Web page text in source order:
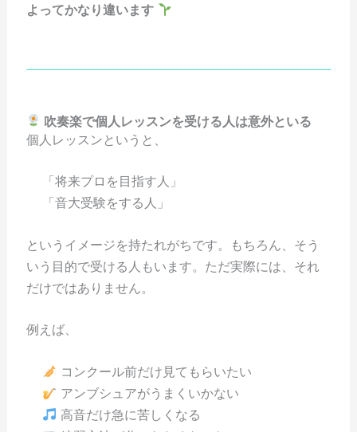
よってかなり違います
吹奏楽で個人レッスンを受ける人は意外といる
個人レッスンというと、
「将来プロを目指す人」
「音大受験をする人」
というイメージを持たれがちです。もちろん、そう
いう目的で受ける人もいます。ただ実際には、それ
だけではありません。
例えば、
コンクール前だけ見てもらいたい
アンブシュアがうまくいかない
高音だけ急に苦しくなる